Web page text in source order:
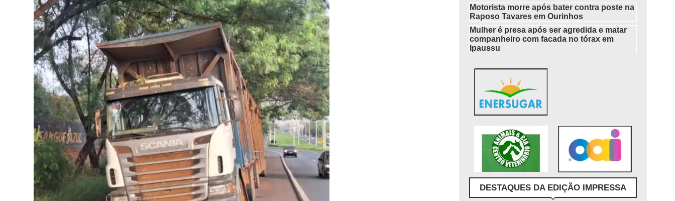
Motorista morre após bater contra poste na
Raposo Tavares em Ourinhos
Mulher é presa após ser agredida e matar
companheiro com facada no tórax em
Ipaussu
DESTAQUES DA EDIÇÃO IMPRESSA